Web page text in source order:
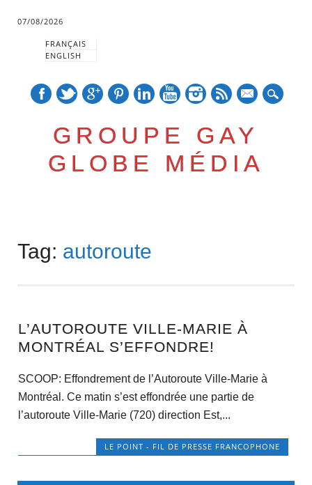
07/08/2026
FRANÇAIS
ENGLISH
GROUPE GAY
GLOBE MÉDIA
Main menu
content
Tag: autoroute
L’AUTOROUTE VILLE-MARIE À
MONTRÉAL S’EFFONDRE!
SCOOP: Effondrement de l’Autoroute Ville-Marie à
Montréal. Ce matin s’est effondrée une partie de
l’autoroute Ville-Marie (720) direction Est,...
LE POINT - FIL DE PRESSE FRANCOPHONE